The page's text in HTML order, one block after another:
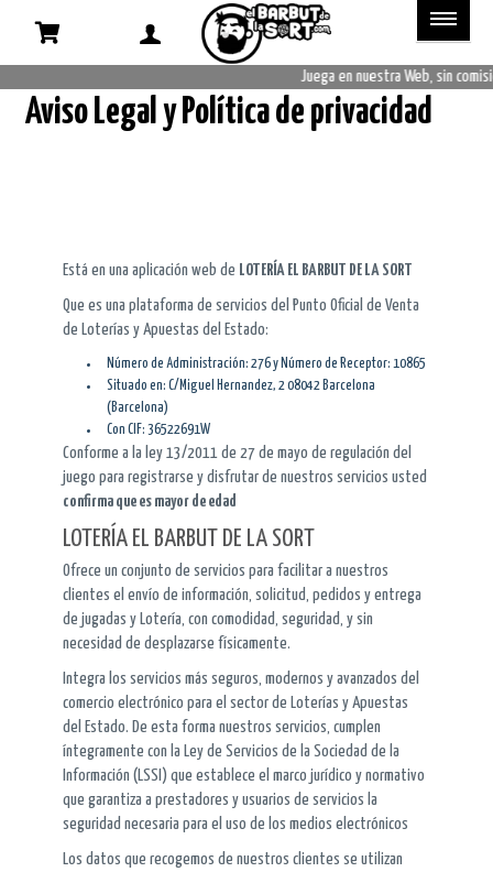
Aviso
Legal
privacidad
Juega en nuestra Web, sin
Aviso Legal y Política de privacidad
Está en una aplicación web de LOTERÍA EL BARBUT DE LA SORT
Que es una plataforma de servicios del Punto Oficial de Venta
de Loterías y Apuestas del Estado:
Número de Administración: 276 y Número de Receptor: 10865
Situado en: C/Miguel Hernandez, 2 08042 Barcelona
(Barcelona)
Con CIF: 36522691W
Conforme a la ley 13/2011 de 27 de mayo de regulación del
juego para registrarse y disfrutar de nuestros servicios usted
confirma que es mayor de edad
LOTERÍA EL BARBUT DE LA SORT
Ofrece un conjunto de servicios para facilitar a nuestros
clientes el envío de información, solicitud, pedidos y entrega
de jugadas y Lotería, con comodidad, seguridad, y sin
necesidad de desplazarse físicamente.
Integra los servicios más seguros, modernos y avanzados del
comercio electrónico para el sector de Loterías y Apuestas
del Estado. De esta forma nuestros servicios, cumplen
íntegramente con la Ley de Servicios de la Sociedad de la
Información (LSSI) que establece el marco jurídico y normativo
que garantiza a prestadores y usuarios de servicios la
seguridad necesaria para el uso de los medios electrónicos
Los datos que recogemos de nuestros clientes se utilizan